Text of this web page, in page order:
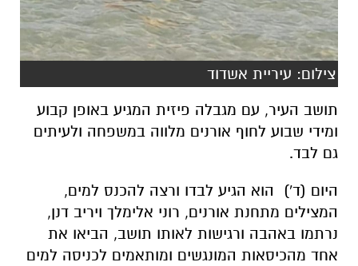
צילום: עיריית אשדוד
תושב העיר, עם מגבלה פיזית המגיע באופן קבוע
ומידי שבוע לחוף אורנים מלווה במשפחה ולעיתים
גם לבד.
היום (ד') הוא הגיע לבדו ורצה להכנס למים,
המצילים מתחנת אורנים, רוני אלימלך ויריב דנן,
נרתמו באהבה ורגישות לאותו תושב, הביאו את
אחד מהכיסאות המונגשים ומותאמים לכניסה למים